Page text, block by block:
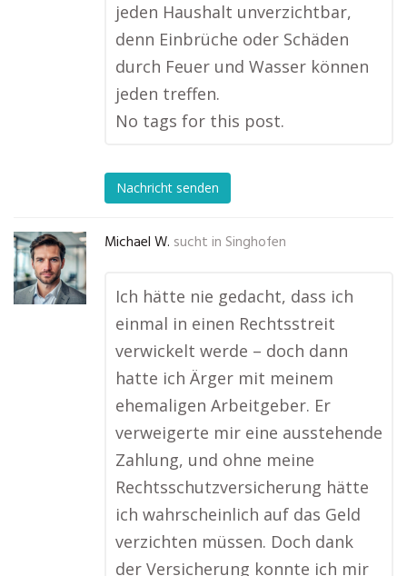
jeden Haushalt unverzichtbar,
denn Einbrüche oder Schäden
durch Feuer und Wasser können
jeden treffen.
No tags for this post.
Nachricht senden
Michael W. sucht in Singhofen
Ich hätte nie gedacht, dass ich
einmal in einen Rechtsstreit
verwickelt werde – doch dann
hatte ich Ärger mit meinem
ehemaligen Arbeitgeber. Er
verweigerte mir eine ausstehende
Zahlung, und ohne meine
Rechtsschutzversicherung hätte
ich wahrscheinlich auf das Geld
verzichten müssen. Doch dank
der Versicherung konnte ich mir